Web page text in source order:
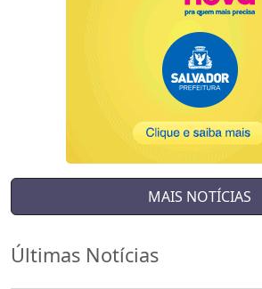
MAIS NOTÍCIAS
Últimas Notícias